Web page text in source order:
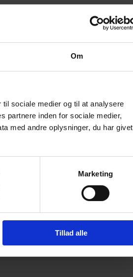
Om
sociale medier og til at analysere
partnere inden for sociale medier,
med andre oplysninger, du har givet
Marketing
Tillad alle